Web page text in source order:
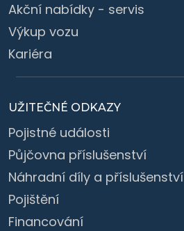
Akční nabídky - servis
Výkup vozu
Kariéra
UŽITEČNÉ ODKAZY
Pojistné události
Půjčovna příslušenství
Náhradní díly a příslušenství
Pojištění
Financování